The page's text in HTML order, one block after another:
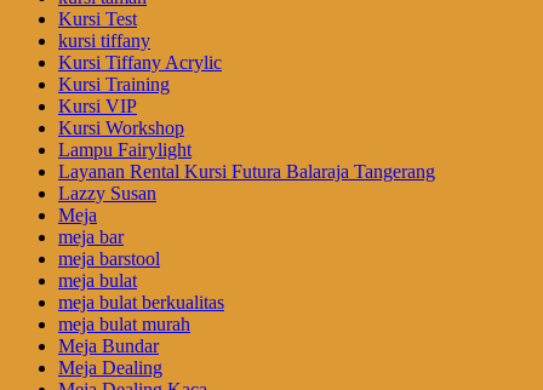
Kursi Test
kursi tiffany
Kursi Tiffany Acrylic
Kursi Training
Kursi VIP
Kursi Workshop
Lampu Fairylight
Layanan Rental Kursi Futura Balaraja Tangerang
Lazzy Susan
Meja
meja bar
meja barstool
meja bulat
meja bulat berkualitas
meja bulat murah
Meja Bundar
Meja Dealing